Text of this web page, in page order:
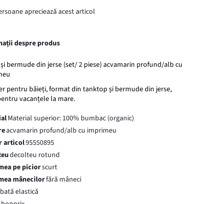
apreciează acest articol
despre produs
bermude din jerse (set/ 2 piese) acvamarin profund/alb cu
pentru băieți, format din tanktop și bermude din jerse,
vacanțele la mare.
Material superior: 100% bumbac (organic)
acvamarin profund/alb cu imprimeu
articol95550895
decolteu rotund
pe piciorscurt
mânecilorfără mâneci
bată elastică